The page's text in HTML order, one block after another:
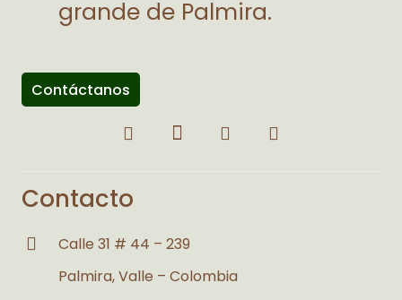
grande de Palmira.
Contáctanos
Contacto
Calle 31 # 44 – 239
Palmira, Valle – Colombia